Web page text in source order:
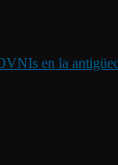
en la